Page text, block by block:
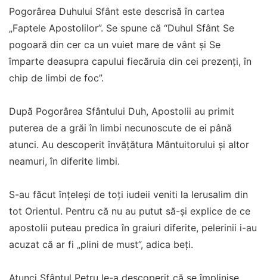
Pogorârea Duhului Sfânt este descrisă în cartea
„Faptele Apostolilor”. Se spune că “Duhul Sfânt Se
pogoară din cer ca un vuiet mare de vânt şi Se
împarte deasupra capului fiecăruia din cei prezenţi, în
chip de limbi de foc”.
După Pogorârea Sfântului Duh, Apostolii au primit
puterea de a grăi în limbi necunoscute de ei până
atunci. Au descoperit învăţătura Mântuitorului şi altor
neamuri, în diferite limbi.
S-au făcut înţeleşi de toţi iudeii veniti la Ierusalim din
tot Orientul. Pentru că nu au putut să-şi explice de ce
apostolii puteau predica în graiuri diferite, pelerinii i-au
acuzat că ar fi „plini de must”, adica beţi.
Atunci Sfântul Petru le-a descoperit că se împlinise